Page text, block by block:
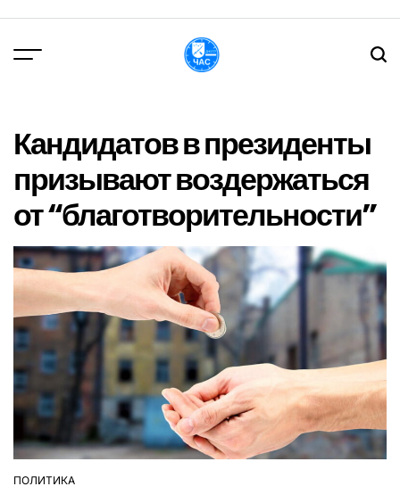
вмісту
Кандидатов в президенты
призывают воздержаться
от “благотворительности”
ОПУБЛІКУВАТИ
ПОЛИТИКА